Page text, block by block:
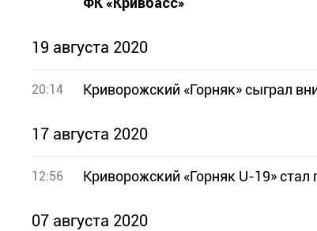
19 августа 2020
20:14 Криворожский «Горняк» сыграл
17 августа 2020
12:56 Криворожский «Горняк U-19»
07 августа 2020